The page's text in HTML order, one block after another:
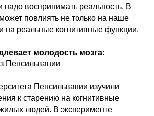
надо воспринимать реальность. В
может повлиять не только на наше
на реальные когнитивные функции.
молодость мозга:
Пенсильвании
Пенсильвании изучили
к старению на когнитивные
людей. В эксперименте